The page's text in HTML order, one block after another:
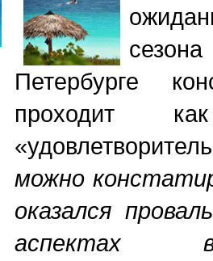
Петербурге
проходит
можно
оказался
аспектах